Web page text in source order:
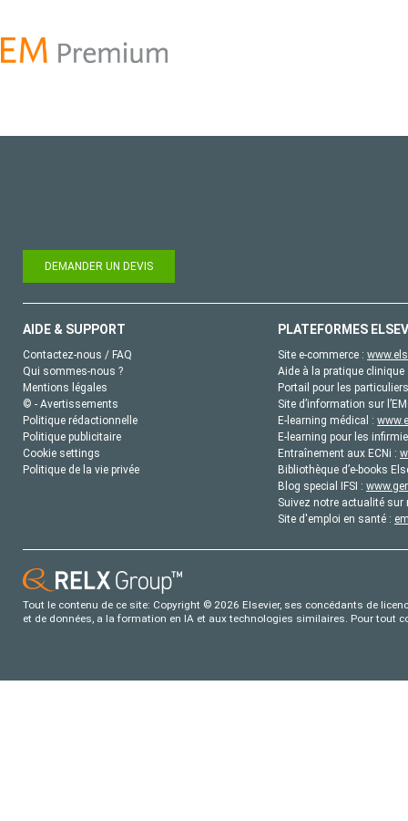
DEMANDER UN DEVIS
AIDE & SUPPORT
Contactez-nous / FAQ
Qui sommes-nous ?
Mentions légales
© - Avertissements
Politique rédactionnelle
Politique publicitaire
Cookie settings
Politique de la vie privée
PLATEFORMES
Site e-commerce :
Aide à la pratique
Portail pour les
Site d’information sur
E-learning médical :
E-learning pour les
Entraînement aux ECNi :
Bibliothèque d’e-books
Blog special IFSI :
Suivez notre actualité sur
Site d'emploi en santé :
Tout le contenu de ce site: Copyright © 2026 Elsevier, ses concédants de
et de données, a la formation en IA et aux technologies similaires. Pour tout